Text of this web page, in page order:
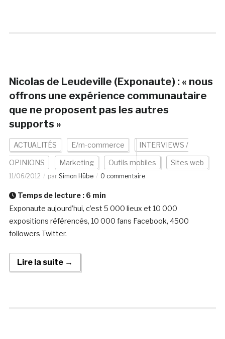
Nicolas de Leudeville (Exponaute) : « nous
offrons une expérience communautaire
que ne proposent pas les autres
supports »
ACTUALITÉS E/m-commerce INTERVIEWS /
OPINIONS Marketing Outils mobiles Sites web
11/06/2012 par Simon Hübe 0 commentaire
Temps de lecture : 6 min
Exponaute aujourd’hui, c’est 5 000 lieux et 10 000
expositions référencés, 10 000 fans Facebook, 4500
followers Twitter.
Lire la suite →